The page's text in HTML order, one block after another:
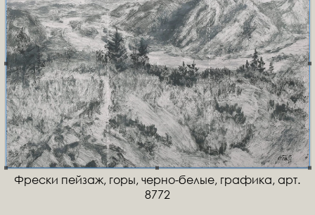
Фрески пейзаж, горы, черно-белые, графика, арт.
8772